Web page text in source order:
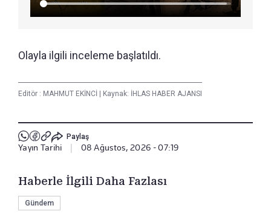
Olayla ilgili inceleme başlatıldı.
Editör : MAHMUT EKİNCİ | Kaynak: İHLAS HABER AJANSI
Paylaş
Yayın Tarihi 08 Ağustos, 2026 - 07:19
Haberle İlgili Daha Fazlası
Gündem